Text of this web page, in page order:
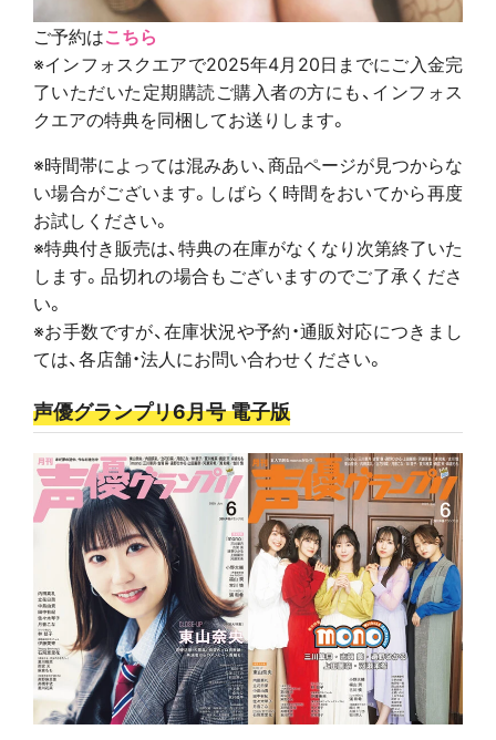
ご予約はこちら
※インフォスクエアで2025年4月20日までにご入金完
了いただいた定期購読ご購入者の方にも、インフォス
クエアの特典を同梱してお送りします。
※時間帯によっては混みあい、商品ページが見つからな
い場合がございます。しばらく時間をおいてから再度
お試しください。
※特典付き販売は、特典の在庫がなくなり次第終了いた
します。品切れの場合もございますのでご了承くださ
い。
※お手数ですが、在庫状況や予約・通販対応につきまし
ては、各店舗・法人にお問い合わせください。
声優グランプリ6月号 電子版